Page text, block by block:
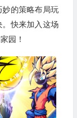
的策略布局玩
快来加入这场
园！​